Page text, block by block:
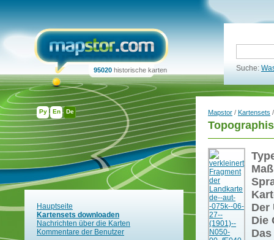
Ру En De
95020 historische karten Suche:
Hauptseite
Kartensets downloaden
Nachrichten über die Karten
Kommentare der Benutzer
Mapstor / Kartensets
Der
Die